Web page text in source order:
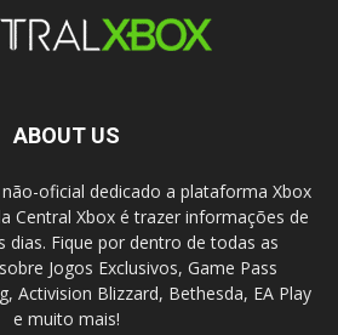
ABOUT US
oficial dedicado a plataforma Xbox
Central Xbox é trazer informações de
dias. Fique por dentro de todas as
Jogos Exclusivos, Game Pass
Activision Blizzard, Bethesda, EA Play
e muito mais!